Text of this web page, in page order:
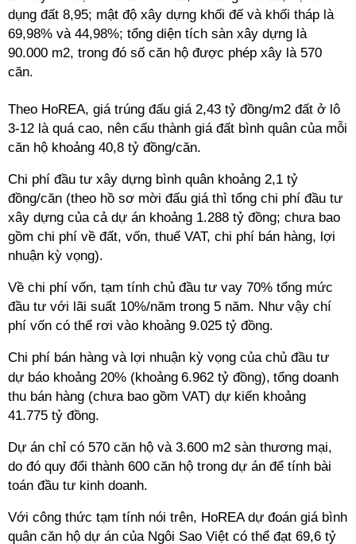
dụng đất 8,95; mật độ xây dựng khối đế và khối tháp là
69,98% và 44,98%; tổng diện tích sàn xây dựng là
90.000 m2, trong đó số căn hộ được phép xây là 570
căn.
Theo HoREA, giá trúng đấu giá 2,43 tỷ đồng/m2 đất ở lô
3-12 là quá cao, nên cấu thành giá đất bình quân của mỗi
căn hộ khoảng 40,8 tỷ đồng/căn.
Chi phí đầu tư xây dựng bình quân khoảng 2,1 tỷ
đồng/căn (theo hồ sơ mời đấu giá thì tổng chi phí đầu tư
xây dựng của cả dự án khoảng 1.288 tỷ đồng; chưa bao
gồm chi phí về đất, vốn, thuế VAT, chi phí bán hàng, lợi
nhuận kỳ vọng).
Về chi phí vốn, tạm tính chủ đầu tư vay 70% tổng mức
đầu tư với lãi suất 10%/năm trong 5 năm. Như vậy chí
phí vốn có thể rơi vào khoảng 9.025 tỷ đồng.
Chi phí bán hàng và lợi nhuận kỳ vọng của chủ đầu tư
dự báo khoảng 20% (khoảng 6.962 tỷ đồng), tổng doanh
thu bán hàng (chưa bao gồm VAT) dự kiến khoảng
41.775 tỷ đồng.
Dự án chỉ có 570 căn hộ và 3.600 m2 sàn thương mại,
do đó quy đổi thành 600 căn hộ trong dự án để tính bài
toán đầu tư kinh doanh.
Với công thức tạm tính nói trên, HoREA dự đoán giá bình
quân căn hộ dự án của Ngôi Sao Việt có thể đạt 69,6 tỷ